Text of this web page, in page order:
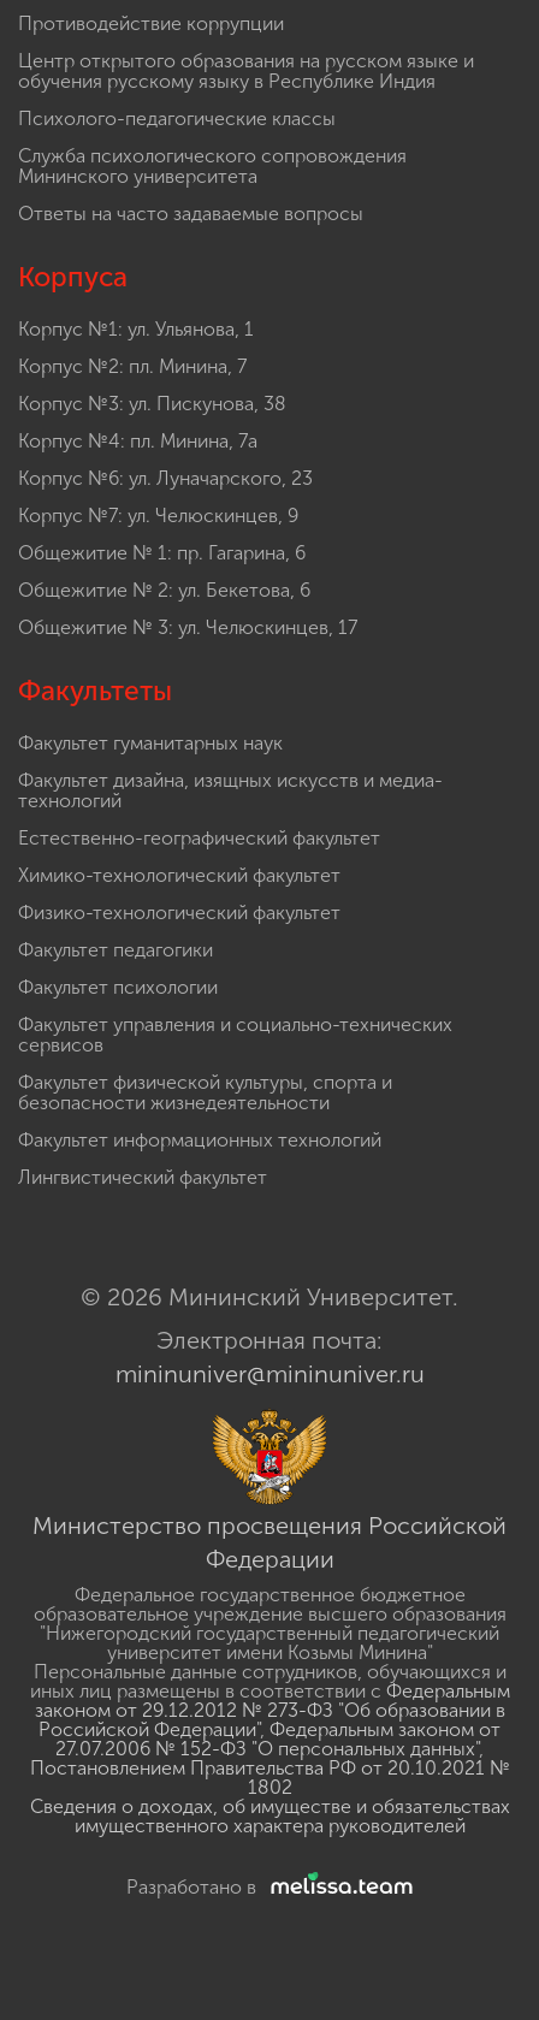
Противодействие коррупции
Центр открытого образования на русском языке и
обучения русскому языку в Республике Индия
Психолого-педагогические классы
Служба психологического сопровождения
Мининского университета
Ответы на часто задаваемые вопросы
Корпуса
Корпус №1: ул. Ульянова, 1
Корпус №2: пл. Минина, 7
Корпус №3: ул. Пискунова, 38
Корпус №4: пл. Минина, 7а
Корпус №6: ул. Луначарского, 23
Корпус №7: ул. Челюскинцев, 9
Общежитие № 1: пр. Гагарина, 6
Общежитие № 2: ул. Бекетова, 6
Общежитие № 3: ул. Челюскинцев, 17
Факультеты
Факультет гуманитарных наук
Факультет дизайна, изящных искусств и медиа-
технологий
Естественно-географический факультет
Химико-технологический факультет
Физико-технологический факультет
Факультет педагогики
Факультет психологии
Факультет управления и социально-технических
сервисов
Факультет физической культуры, спорта и
безопасности жизнедеятельности
Факультет информационных технологий
Лингвистический факультет
© 2026 Мининский Университет.
Электронная почта:
mininuniver@mininuniver.ru
Министерство просвещения Российской
Федерации
Федеральное государственное бюджетное
образовательное учреждение высшего образования
"Нижегородский государственный педагогический
университет имени Козьмы Минина"
Персональные данные сотрудников, обучающихся и
иных лиц размещены в соответствии с Федеральным
законом от 29.12.2012 № 273-ФЗ "Об образовании в
Российской Федерации", Федеральным законом от
27.07.2006 № 152-ФЗ "О персональных данных",
Постановлением Правительства РФ от 20.10.2021 №
1802
Сведения о доходах, об имуществе и обязательствах
имущественного характера руководителей
Разработано в